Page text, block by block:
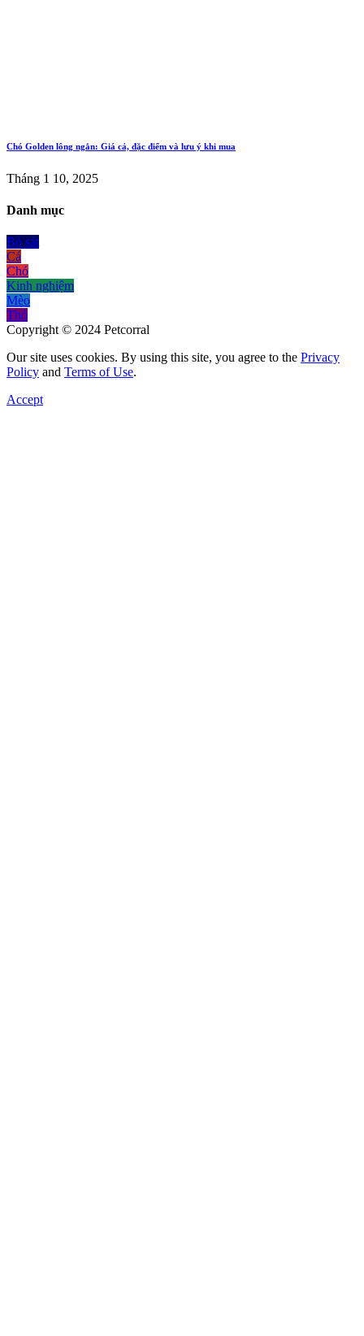
Chó Golden lông ngắn: Giá cả, đặc điểm và lưu ý khi mua
Tháng 1 10, 2025
Danh mục
Bò sát
Cá
Chó
Kinh nghiệm
Mèo
Thỏ
Copyright © 2024 Petcorral
Our site uses cookies. By using this site, you agree to the Privacy
Policy and Terms of Use.
Accept